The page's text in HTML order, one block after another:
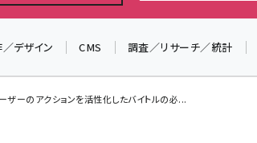
デザイン CMS 調査／リサーチ／統計
ーのアクションを活性化したバイトルの必...